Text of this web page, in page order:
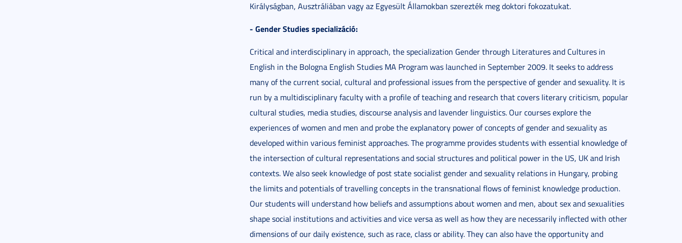
Királyságban, Ausztráliában vagy az Egyesült Államokban szerezték meg doktori fokozatukat.
- Gender Studies specializáció:
Critical and interdisciplinary in approach, the specialization Gender through Literatures and Cultures in
English in the Bologna English Studies MA Program was launched in September 2009. It seeks to address
many of the current social, cultural and professional issues from the perspective of gender and sexuality. It is
run by a multidisciplinary faculty with a profile of teaching and research that covers literary criticism, popular
cultural studies, media studies, discourse analysis and lavender linguistics. Our courses explore the
experiences of women and men and probe the explanatory power of concepts of gender and sexuality as
developed within various feminist approaches. The programme provides students with essential knowledge of
the intersection of cultural representations and social structures and political power in the US, UK and Irish
contexts. We also seek knowledge of post state socialist gender and sexuality relations in Hungary, probing
the limits and potentials of travelling concepts in the transnational flows of feminist knowledge production.
Our students will understand how beliefs and assumptions about women and men, about sex and sexualities
shape social institutions and activities and vice versa as well as how they are necessarily inflected with other
dimensions of our daily existence, such as race, class or ability. They can also have the opportunity and